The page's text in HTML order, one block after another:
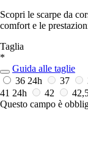
Scopri le scarpe da
comfort e le
Taglia
*
Guida alle taglie
36 24h 37
41 24h 42
Questo campo è